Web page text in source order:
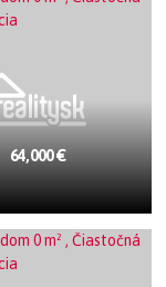
64,000 €